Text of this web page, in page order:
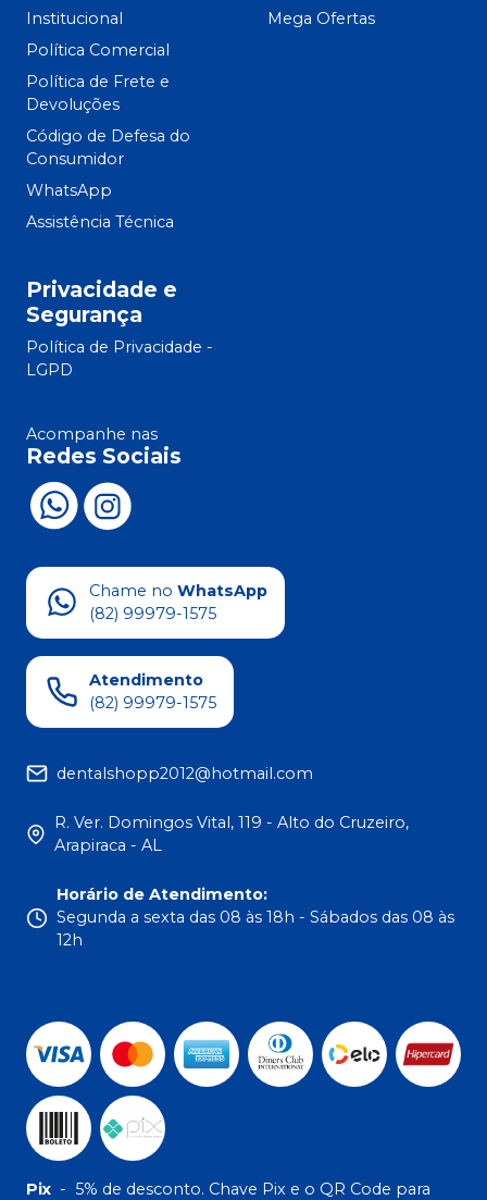
Institucional
Política Comercial
Política de Frete e
Devoluções
Código de Defesa do
Consumidor
WhatsApp
Assistência Técnica
Mega Ofertas
Privacidade e
Segurança
Política de Privacidade -
LGPD
Acompanhe nas
Redes Sociais
Chame no WhatsApp
(82) 99979-1575
Atendimento
(82) 99979-1575
dentalshopp2012@hotmail.com
R. Ver. Domingos Vital, 119 - Alto do Cruzeiro,
Arapiraca - AL
Horário de Atendimento:
Segunda a sexta das 08 às 18h - Sábados das 08 às
12h
Pix - 5% de desconto. Chave Pix e o QR Code para